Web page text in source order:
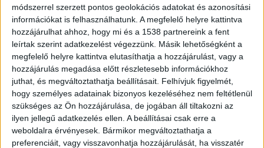
módszerrel szerzett pontos geolokációs adatokat és azonosítási
információkat is felhasználhatunk. A megfelelő helyre kattintva
hozzájárulhat ahhoz, hogy mi és a 1538 partnereink a fent
leírtak szerint adatkezelést végezzünk. Másik lehetőségként a
megfelelő helyre kattintva elutasíthatja a hozzájárulást, vagy a
hozzájárulás megadása előtt részletesebb információkhoz
juthat, és megváltoztathatja beállításait. Felhívjuk figyelmét,
hogy személyes adatainak bizonyos kezeléséhez nem feltétlenül
szükséges az Ön hozzájárulása, de jogában áll tiltakozni az
ilyen jellegű adatkezelés ellen. A beállításai csak erre a
weboldalra érvényesek. Bármikor megváltoztathatja a
preferenciáit, vagy visszavonhatja hozzájárulását, ha visszatér
Két év sem kellett: máris nyugdíjba küldi utolsó
amerikai villanyautóját a Honda